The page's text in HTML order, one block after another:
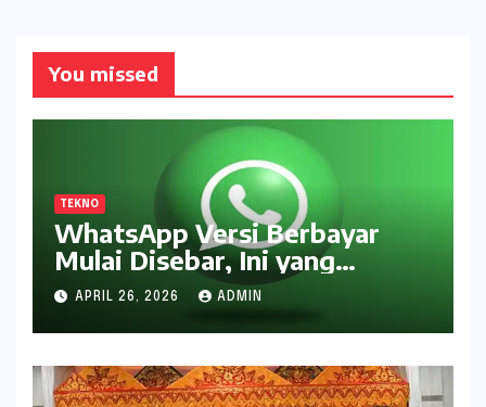
You missed
TEKNO
WhatsApp Versi Berbayar
Mulai Disebar, Ini yang
Didapat Pengguna
APRIL 26, 2026 ADMIN